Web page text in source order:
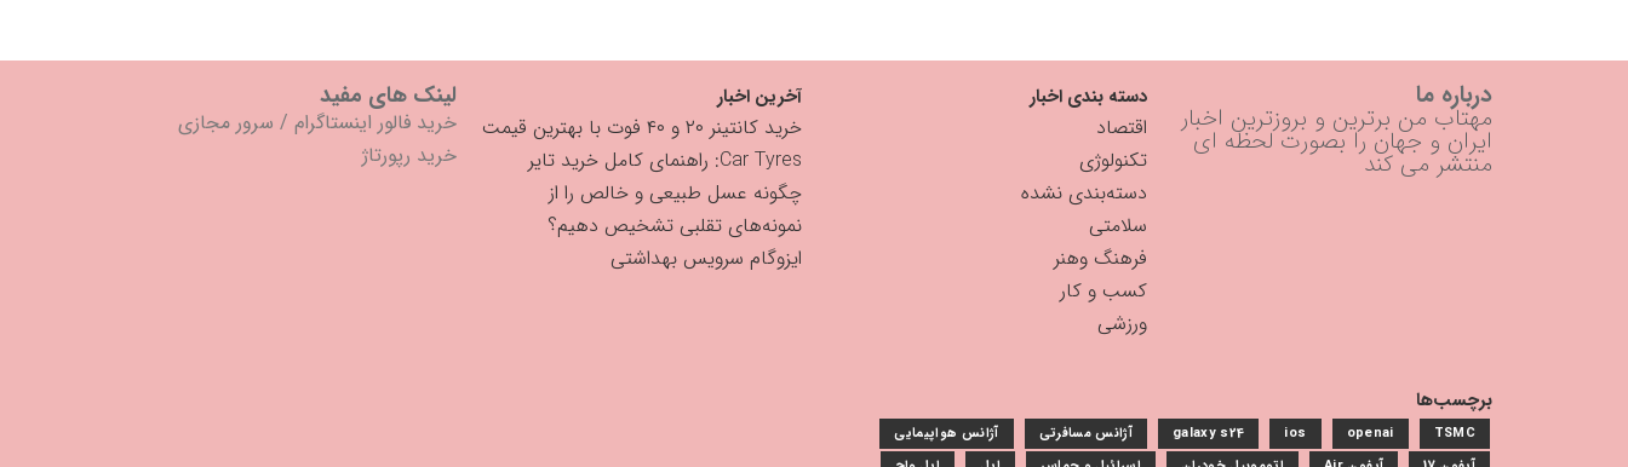
درباره ما
مهتاب من برترین و بروزترین اخبار
ایران و جهان را بصورت لحظه ای
منتشر می کند
دسته بندی اخبار
اقتصاد
تکنولوژی
دسته‌بندی نشده
سلامتی
فرهنگ وهنر
کسب و کار
ورزشی
آخرین اخبار
خرید کانتینر ۲۰ و ۴۰ فوت با بهترین قیمت
Car Tyres: راهنمای کامل خرید تایر
چگونه عسل طبیعی و خالص را از
نمونه‌های تقلبی تشخیص دهیم؟
ایزوگام سرویس بهداشتی
لینک های مفید
خرید فالور اینستاگرام / سرور مجازی
خرید رپورتاژ
برچسب‌ها
galaxy s24 ios openai TSMC آژانس مسافرتی
آژانس هواپیمایی